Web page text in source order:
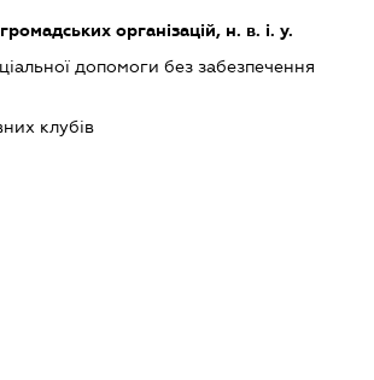
організацій, н. в. і. у.
допомоги без забезпечення
клубів